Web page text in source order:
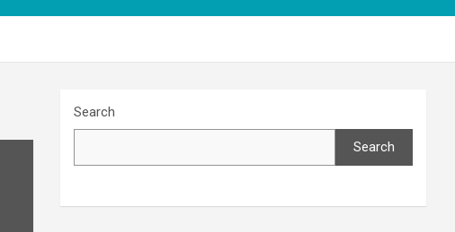
Search
Search